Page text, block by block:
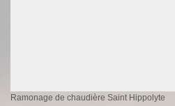
Ramonage de chaudière Saint Hippolyte